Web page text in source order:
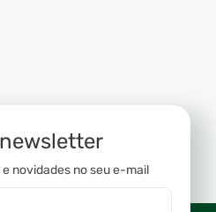
novidades no seu e-mail